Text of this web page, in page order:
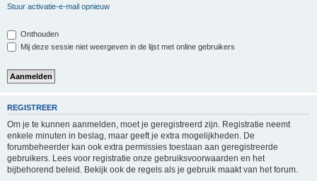
Stuur activatie-e-mail opnieuw
Onthouden
Mij deze sessie niet weergeven in de lijst met online gebruikers
REGISTREER
Om je te kunnen aanmelden, moet je geregistreerd zijn. Registratie neemt
enkele minuten in beslag, maar geeft je extra mogelijkheden. De
forumbeheerder kan ook extra permissies toestaan aan geregistreerde
gebruikers. Lees voor registratie onze gebruiksvoorwaarden en het
bijbehorend beleid. Bekijk ook de regels als je gebruik maakt van het forum.